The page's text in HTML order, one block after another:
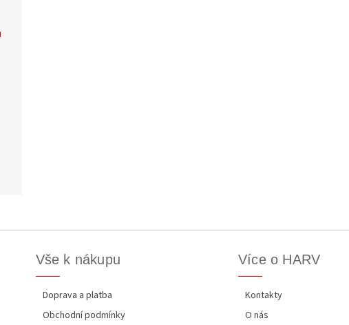
Vše k nákupu
Doprava a platba
Obchodní podmínky
Více o HARV
Kontakty
O nás